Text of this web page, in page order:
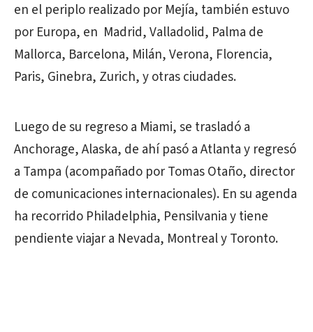
en el periplo realizado por Mejía, también estuvo
por Europa, en Madrid, Valladolid, Palma de
Mallorca, Barcelona, Milán, Verona, Florencia,
Paris, Ginebra, Zurich, y otras ciudades.
Luego de su regreso a Miami, se trasladó a
Anchorage, Alaska, de ahí pasó a Atlanta y regresó
a Tampa (acompañado por Tomas Otaño, director
de comunicaciones internacionales). En su agenda
ha recorrido Philadelphia, Pensilvania y tiene
pendiente viajar a Nevada, Montreal y Toronto.